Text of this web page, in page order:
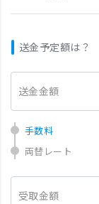
送金予定額は？
送金金額
手数料
両替レート
受取金額